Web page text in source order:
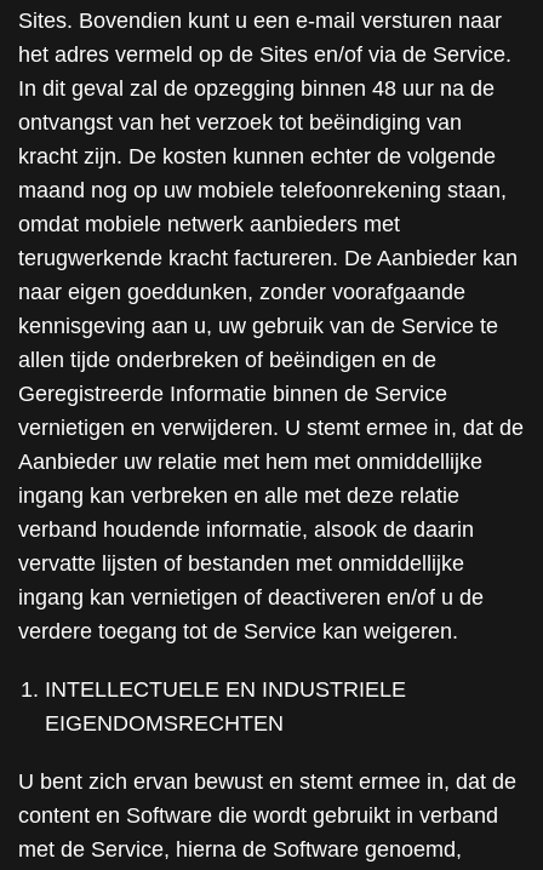
Sites. Bovendien kunt u een e-mail versturen naar
het adres vermeld op de Sites en/of via de Service.
In dit geval zal de opzegging binnen 48 uur na de
ontvangst van het verzoek tot beëindiging van
kracht zijn. De kosten kunnen echter de volgende
maand nog op uw mobiele telefoonrekening staan,
omdat mobiele netwerk aanbieders met
terugwerkende kracht factureren. De Aanbieder kan
naar eigen goeddunken, zonder voorafgaande
kennisgeving aan u, uw gebruik van de Service te
allen tijde onderbreken of beëindigen en de
Geregistreerde Informatie binnen de Service
vernietigen en verwijderen. U stemt ermee in, dat de
Aanbieder uw relatie met hem met onmiddellijke
ingang kan verbreken en alle met deze relatie
verband houdende informatie, alsook de daarin
vervatte lijsten of bestanden met onmiddellijke
ingang kan vernietigen of deactiveren en/of u de
verdere toegang tot de Service kan weigeren.
INTELLECTUELE EN INDUSTRIELE
EIGENDOMSRECHTEN
U bent zich ervan bewust en stemt ermee in, dat de
content en Software die wordt gebruikt in verband
met de Service, hierna de Software genoemd,